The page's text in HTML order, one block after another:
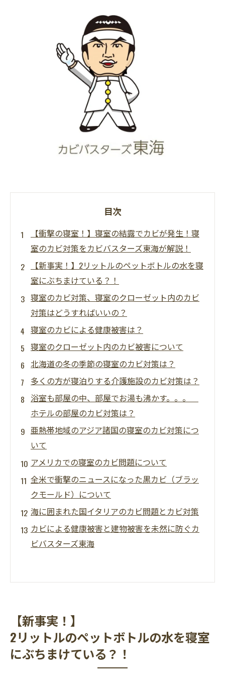
目次
【衝撃の寝室！】寝室の結露でカビが発生！寝
室のカビ対策をカビバスターズ東海が解説！
【新事実！】2リットルのペットボトルの水を寝
室にぶちまけている？！
寝室のカビ対策、寝室のクローゼット内のカビ
対策はどうすればいいの？
寝室のカビによる健康被害は？
寝室のクローゼット内のカビ被害について
北海道の冬の季節の寝室のカビ対策は？
多くの方が寝泊りする介護施設のカビ対策は？
浴室も部屋の中、部屋でお湯も沸かす。。。
ホテルの部屋のカビ対策は？
亜熱帯地域のアジア諸国の寝室のカビ対策につ
いて
アメリカでの寝室のカビ問題について
全米で衝撃のニュースになった黒カビ（ブラッ
クモールド）について
海に囲まれた国イタリアのカビ問題とカビ対策
カビによる健康被害と建物被害を未然に防ぐカ
ビバスターズ東海
【新事実！】
2リットルのペットボトルの水を寝室
にぶちまけている？！